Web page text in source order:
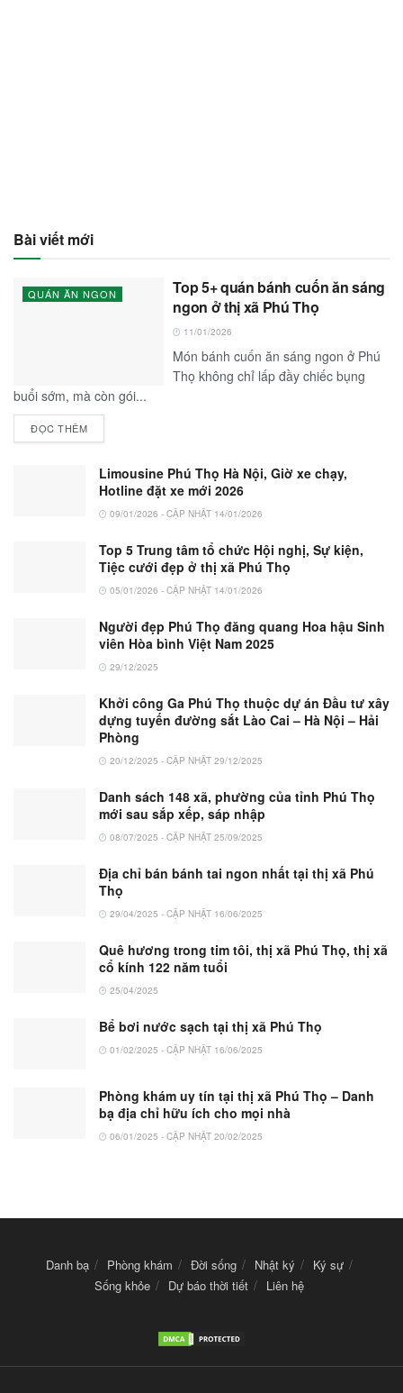
Bài viết mới
QUÁN ĂN NGON
Top 5+ quán bánh cuốn ăn sáng
ngon ở thị xã Phú Thọ
11/01/2026
Món bánh cuốn ăn sáng ngon ở Phú
Thọ không chỉ lấp đầy chiếc bụng
buổi sớm, mà còn gói...
ĐỌC THÊM
Limousine Phú Thọ Hà Nội, Giờ xe chạy,
Hotline đặt xe mới 2026
09/01/2026 - CẬP NHẬT 14/01/2026
Top 5 Trung tâm tổ chức Hội nghị, Sự kiện,
Tiệc cưới đẹp ở thị xã Phú Thọ
05/01/2026 - CẬP NHẬT 14/01/2026
Người đẹp Phú Thọ đăng quang Hoa hậu Sinh
viên Hòa bình Việt Nam 2025
29/12/2025
Khởi công Ga Phú Thọ thuộc dự án Đầu tư xây
dựng tuyến đường sắt Lào Cai – Hà Nội – Hải
Phòng
20/12/2025 - CẬP NHẬT 29/12/2025
Danh sách 148 xã, phường của tỉnh Phú Thọ
mới sau sắp xếp, sáp nhập
08/07/2025 - CẬP NHẬT 25/09/2025
Địa chỉ bán bánh tai ngon nhất tại thị xã Phú
Thọ
29/04/2025 - CẬP NHẬT 16/06/2025
Quê hương trong tim tôi, thị xã Phú Thọ, thị xã
cổ kính 122 năm tuổi
25/04/2025
Bể bơi nước sạch tại thị xã Phú Thọ
01/02/2025 - CẬP NHẬT 16/06/2025
Phòng khám uy tín tại thị xã Phú Thọ – Danh
bạ địa chỉ hữu ích cho mọi nhà
06/01/2025 - CẬP NHẬT 20/02/2025
Danh bạ Phòng khám Đời sống Nhật ký
Ký sự
Sống khỏe
Dự báo thời tiết Liên hệ